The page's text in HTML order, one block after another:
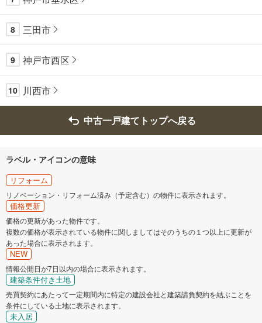
8 三田市
9 神戸市西区
10 川西市
中古一戸建てトップへ戻る
ラベル・アイコンの意味
リフォーム
リノベーション・リフォーム済み（予定含む）の物件に表示されます。
価格更新
価格の更新があった物件です。
複数の価格が表示されている物件に関しましてはそのうちの１つ以上に更新が
あった場合に表示されます。
NEW
情報公開日が7日以内の場合に表示されます。
建築条件付き土地
売買契約にあたって一定期間内に特定の建設会社と建築請負契約を結ぶことを
条件にしている土地に表示されます。
未入居